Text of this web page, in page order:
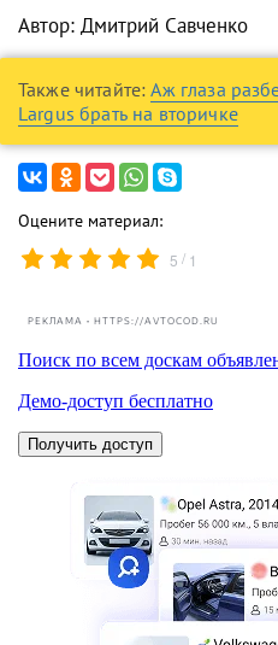
Автор: Дмитрий Савченко
Также читайте:Аж глаза
Largus брать на вторичке
Оцените материал:
5 / 1
РЕКЛАМА • HTTPS://AVTOCOD.RU